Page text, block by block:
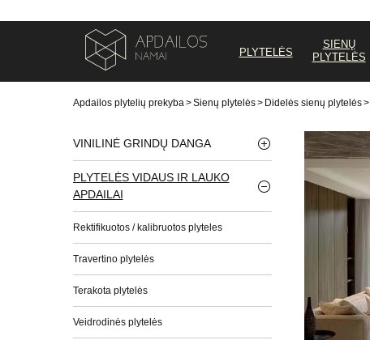
PLYTELĖS
SIENŲ
PLYTELĖS
Apdailos plytelių prekyba >Sienų plytelės> Didelės sienų plytelės>
VINILINĖ GRINDŲ DANGA
PLYTELĖS VIDAUS IR LAUKO
APDAILAI
Rektifikuotos / kalibruotos plyteles
Travertino plytelės
Terakota plytelės
Veidrodinės plytelės